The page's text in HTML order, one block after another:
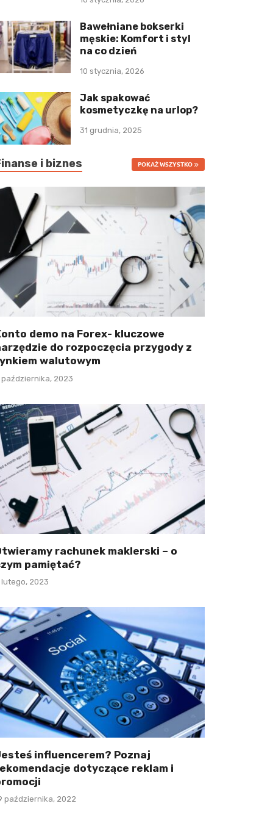
Bawełniane bokserki
męskie: Komfort i styl
na co dzień
10 stycznia, 2026
Jak spakować
kosmetyczkę na urlop?
31 grudnia, 2025
i biznes POKAŻ WSZYSTKO
demo na Forex- kluczowe
do rozpoczęcia przygody z
walutowym
października, 2023
rachunek maklerski – o
pamiętać?
lutego, 2023
influencerem? Poznaj
dotyczące reklam i
października, 2022